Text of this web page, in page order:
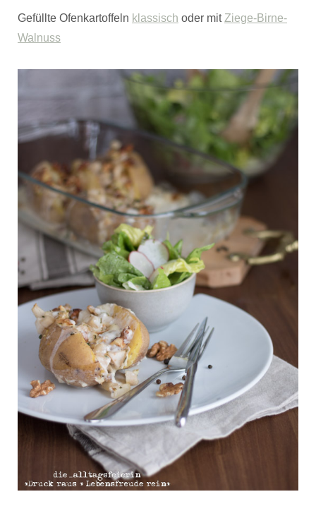
Gefüllte Ofenkartoffeln klassisch oder mit Ziege-Birne-
Walnuss